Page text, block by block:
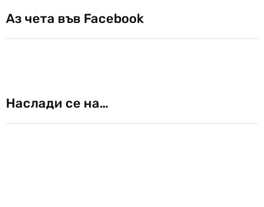
Аз чета във Facebook
Наслади се на…